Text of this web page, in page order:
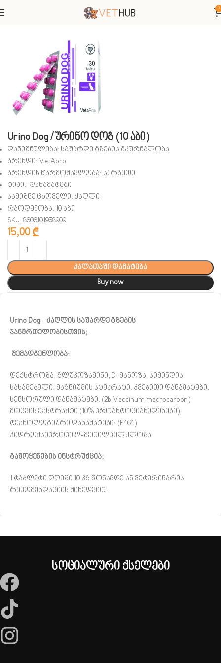
0
Urino Dog / ურინო დოგ (10 აბი)
დანიშნულება: საშარდე გზების მკურნალობა
ბრენდი: VetApro
ბრენდის წარმომავლობა: სერბეთი
ტიპი: დანამატები
სამიზნე ცხოველი: ძაღლი
რაოდენობა: 10 აბი
SKU: 8606101958909
15,00 ₾
კალათაში დამატება
Buy now
Urino Dog–ძაღლის საშარდე გზების
ჯანმრთელობისთვის;
შემადგენლობა:
დექსტროზა, გლუკოზამინი, D-მანოზა, სიმინდის
სახამებელი, მაგნიუმის სტეარატი. კვებითი დანამატები:
სენსორული დანამატები: (2b Vaccinum macrocarpon)
მოცვის ექსტრაქტი (10% პროანტოციანიდინები),
ტექნოლოგიური დანამატები: (E464)
ჰიდროქსიპროპილ-მეთილცელულოზა
გამოყენების ინსტრუქცია:
1 ტაბლეტი დღეში 10 კგ წონამდე ან ვეტერინარის
რეკომენდაციის მიხედვით.
სოციალური ქსელები